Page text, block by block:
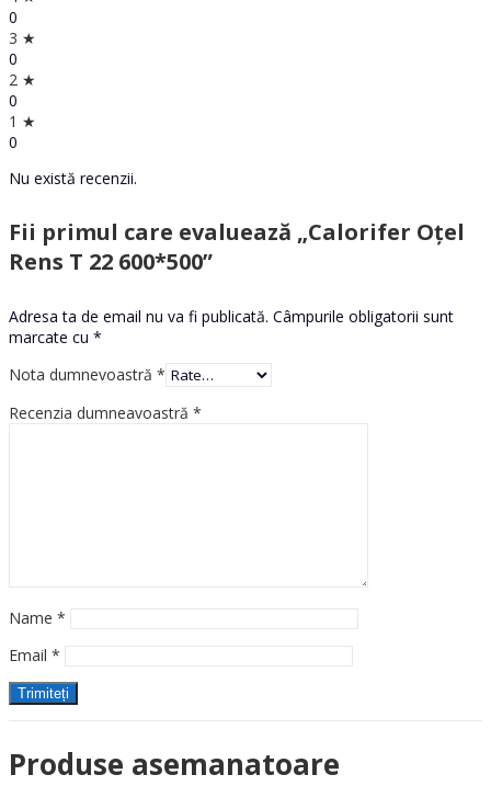
0
3 ★
0
2 ★
0
1 ★
0
Nu există recenzii.
Fii primul care evaluează „Calorifer Oțel
Rens T 22 600*500”
Adresa ta de email nu va fi publicată. Câmpurile obligatorii sunt
marcate cu *
Nota dumnevoastră *
Recenzia dumneavoastră *
Name *
Email *
Produse asemanatoare